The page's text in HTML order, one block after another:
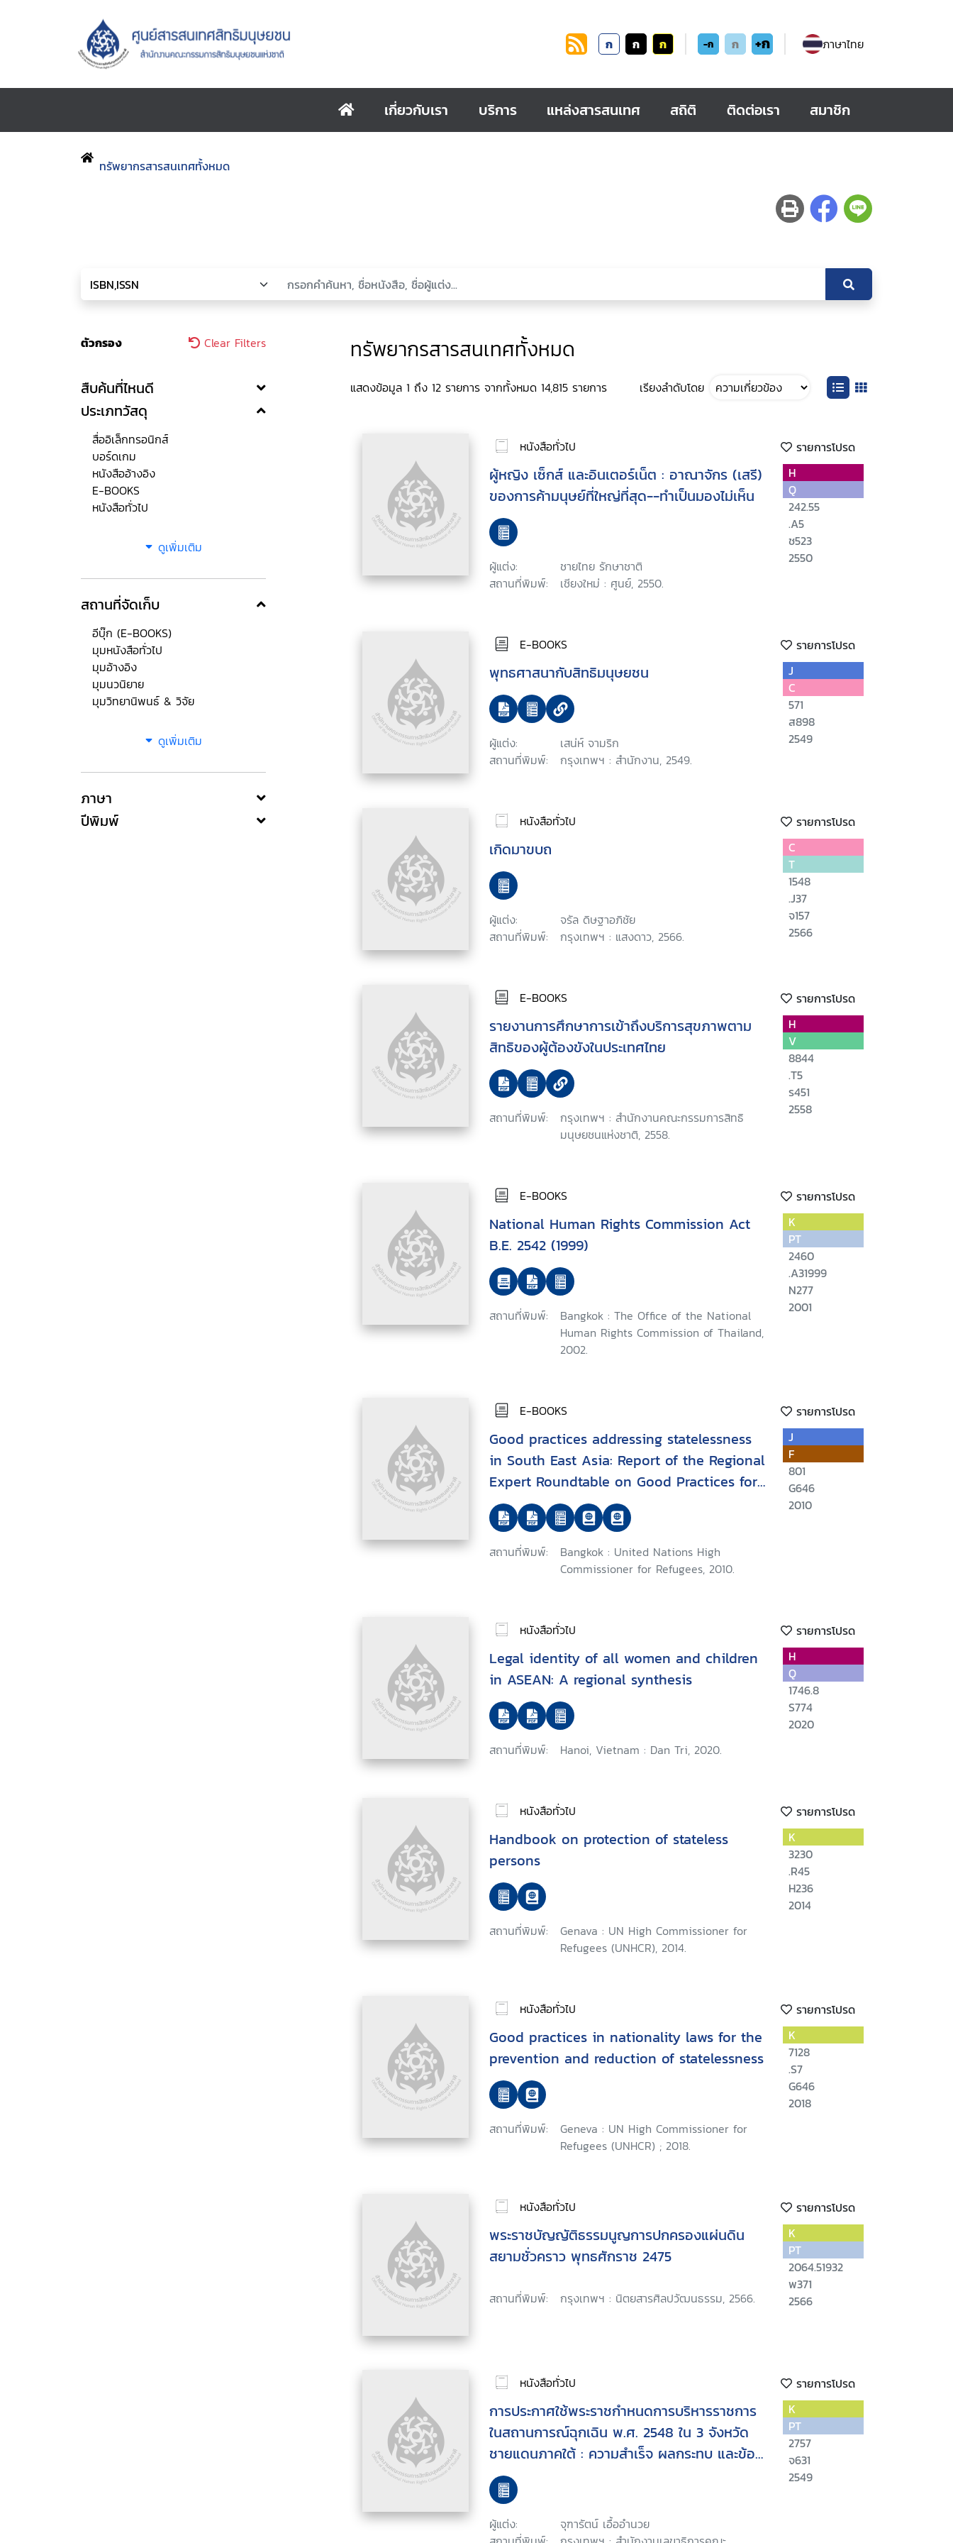
ก ก ก -ก ก +ก ภาษาไทย
เกี่ยวกับเรา บริการ แหล่งสารสนเทศ สถิติ ติดต่อเรา สมาชิก
ทรัพยากรสารสนเทศทั้งหมด
ตัวกรอง Clear Filters
สืบค้นที่ไหนดี
ประเภทวัสดุ
สื่ออิเล็กทรอนิกส์
บอร์ดเกม
หนังสืออ้างอิง
E-BOOKS
หนังสือทั่วไป
ดูเพิ่มเติม
สถานที่จัดเก็บ
อีบุ๊ก (E-BOOKS)
มุมหนังสือทั่วไป
มุมอ้างอิง
มุมนวนิยาย
มุมวิทยานิพนธ์ & วิจัย
ดูเพิ่มเติม
ภาษา
ปีพิมพ์
ทรัพยากรสารสนเทศทั้งหมด
แสดงข้อมูล 1 ถึง 12 รายการ จากทั้งหมด 14,815 รายการ เรียงลำดับโดย
หนังสือทั่วไป รายการโปรด
ผู้หญิง เซ็กส์ และอินเตอร์เน็ต : อาณาจักร (เสรี)
ของการค้ามนุษย์ที่ใหญ่ที่สุด--ทำเป็นมองไม่เห็น
ผู้แต่ง:
ชายไทย รักษาชาติ
สถานที่พิมพ์:
เชียงใหม่ : ศูนย์, 2550.
H
Q
242.55
.A5
ช523
2550
E-BOOKS รายการโปรด
พุทธศาสนากับสิทธิมนุษยชน
ผู้แต่ง:
เสน่ห์ จามริก
สถานที่พิมพ์:
กรุงเทพฯ : สำนักงาน, 2549.
J
C
571
ส898
2549
หนังสือทั่วไป รายการโปรด
เกิดมาขบถ
ผู้แต่ง:
จรัล ดิษฐาอภิชัย
สถานที่พิมพ์:
กรุงเทพฯ : แสงดาว, 2566.
C
T
1548
.J37
จ157
2566
E-BOOKS รายการโปรด
รายงานการศึกษาการเข้าถึงบริการสุขภาพตาม
สิทธิของผู้ต้องขังในประเทศไทย
สถานที่พิมพ์:
กรุงเทพฯ : สำนักงานคณะกรรมการสิทธิ
มนุษยชนแห่งชาติ, 2558.
H
V
8844
.T5
ร451
2558
E-BOOKS รายการโปรด
National Human Rights Commission Act
B.E. 2542 (1999)
สถานที่พิมพ์:
Bangkok : The Office of the National
Human Rights Commission of Thailand,
2002.
K
PT
2460
.A31999
N277
2001
E-BOOKS รายการโปรด
Good practices addressing statelessness
in South East Asia: Report of the Regional
Expert Roundtable on Good Practices for
the Identification, Prevention and
Reduction of Statelessness and the
Protection of Stateless Persons in South
East Asia, Bangkok, 28 to 29 October 2010
สถานที่พิมพ์:
Bangkok : United Nations High
Commissioner for Refugees, 2010.
J
F
801
G646
2010
หนังสือทั่วไป รายการโปรด
Legal identity of all women and children
in ASEAN: A regional synthesis
สถานที่พิมพ์: Hanoi, Vietnam : Dan Tri, 2020.
H
Q
1746.8
S774
2020
หนังสือทั่วไป รายการโปรด
Handbook on protection of stateless
persons
สถานที่พิมพ์:
Genava : UN High Commissioner for
Refugees (UNHCR), 2014.
K
3230
.R45
H236
2014
หนังสือทั่วไป รายการโปรด
Good practices in nationality laws for the
prevention and reduction of statelessness
สถานที่พิมพ์:
Geneva : UN High Commissioner for
Refugees (UNHCR) ; 2018.
K
7128
.S7
G646
2018
หนังสือทั่วไป รายการโปรด
พระราชบัญญัติธรรมนูญการปกครองแผ่นดิน
สยามชั่วคราว พุทธศักราช 2475
สถานที่พิมพ์: กรุงเทพฯ : นิตยสารศิลปวัฒนธรรม, 2566.
K
PT
2064.51932
พ371
2566
หนังสือทั่วไป รายการโปรด
การประกาศใช้พระราชกำหนดการบริหารราชการ
ในสถานการณ์ฉุกเฉิน พ.ศ. 2548 ใน 3 จังหวัด
ชายแดนภาคใต้ : ความสำเร็จ ผลกระทบ และข้อ
เสนอแนะ
ผู้แต่ง:
จุฑารัตน์ เอื้ออำนวย
K
PT
2757
จ631
2549